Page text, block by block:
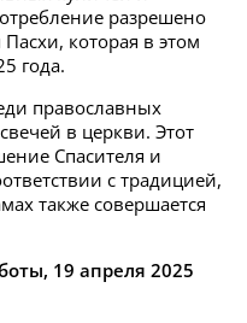
разрешено
которая в этом
года.
православных
в церкви. Этот
Спасителя и
с традицией,
также совершается
19 апреля 2025